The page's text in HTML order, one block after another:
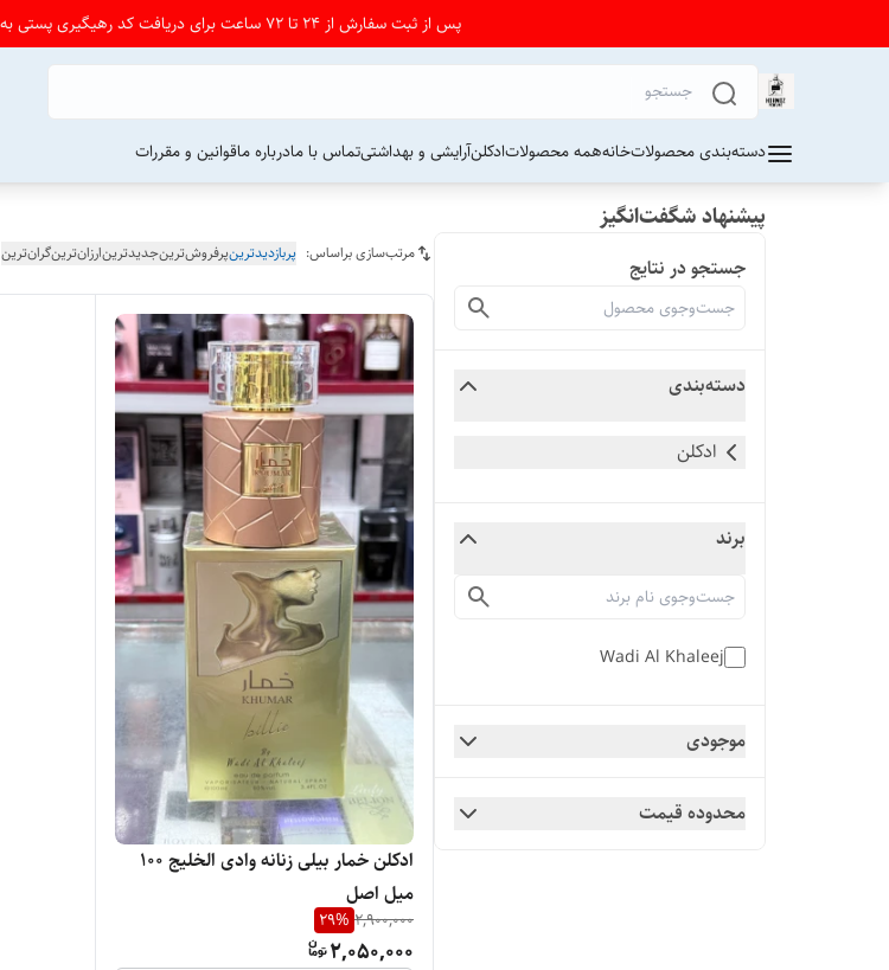
پس از ثبت سفارش از 24 تا 72 ساعت برای دریافت کد رهیگیری پستی به واتساپ فروشگاه 09164011655 پی ام بدین
دسته‌بندی محصولاتخانههمه محصولاتادکلنآرایشی و بهداشتیتماس با مادرباره ماقوانین و مقررات
پیشنهاد شگفت‌انگیز
جستجو در نتایج
دسته‌بندی
ادکلن
برند
Wadi Al Khaleej
موجودی
محدوده قیمت
مرتب‌سازی براساس: پربازدیدترینپرفروش‌ترینجدیدترینارزان‌ترینگران‌ترین
ادکلن خمار بیلی زنانه وادی الخلیج ۱۰۰
میل اصل
2,900,000
29%
2,050,000